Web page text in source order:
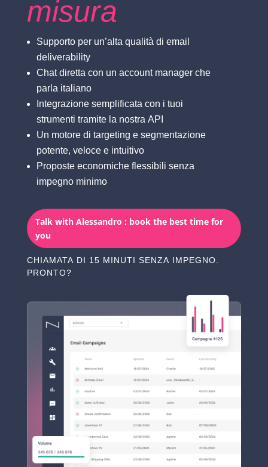
misura
Supporto per un’alta qualità di email
deliverability
Chat diretta con un account manager che
parla italiano
Integrazione semplificata con i tuoi
strumenti tramite la nostra API
Un motore di targeting e segmentazione
potente, veloce e intuitivo
Proposte economiche flessibili senza
impegno minimo
Talk with Alessandro : book the best time for
you
CHIAMATA DI 15 MINUTI SENZA IMPEGNO.
PRONTO?